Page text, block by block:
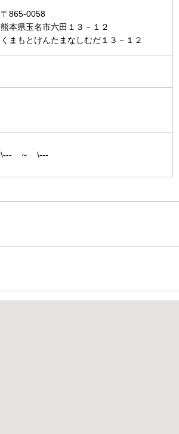
〒865-0058
熊本県玉名市六田１３－１２
くまもとけんたまなしむだ１３－１２
\--- ～ \---